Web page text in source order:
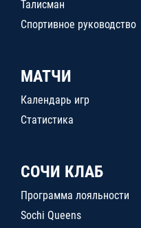
Талисман
Спортивное руководство
МАТЧИ
Календарь игр
Статистика
СОЧИ КЛАБ
Программа лояльности
Sochi Queens